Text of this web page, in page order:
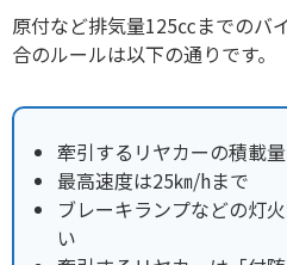
原付など排気量125㏄までのバ
合のルールは以下の通りです。
牽引するリヤカーの積載
最高速度は25㎞/hまで
ブレーキランプなどの灯
い